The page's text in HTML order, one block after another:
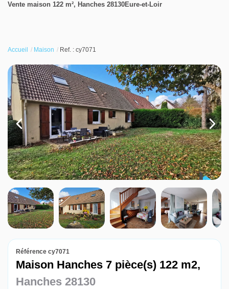
Vendre
Louer
Nos agences
Contact
Vente maison 122 m², Hanches 28130Eure-et-Loir
Accueil Maison Ref. : cy7071
Référence cy7071
Maison Hanches 7 pièce(s) 122 m2,
Hanches 28130